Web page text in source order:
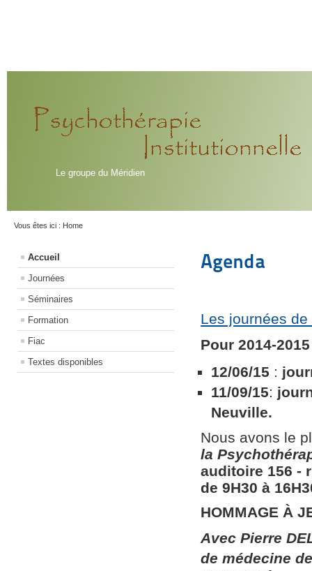
Le groupe du Méridien
Vous êtes ici : Home
Accueil
Journées
Séminaires
Formation
Fiac
Textes disponibles
Agenda
Les journées
Pour 2014-
12/06/15 :
11/09/15:
Neuville.
Nous avons le
la
auditoire 156​ ​-
de 9H30 à
HOMMAGE À
Avec Pierre
de médecine